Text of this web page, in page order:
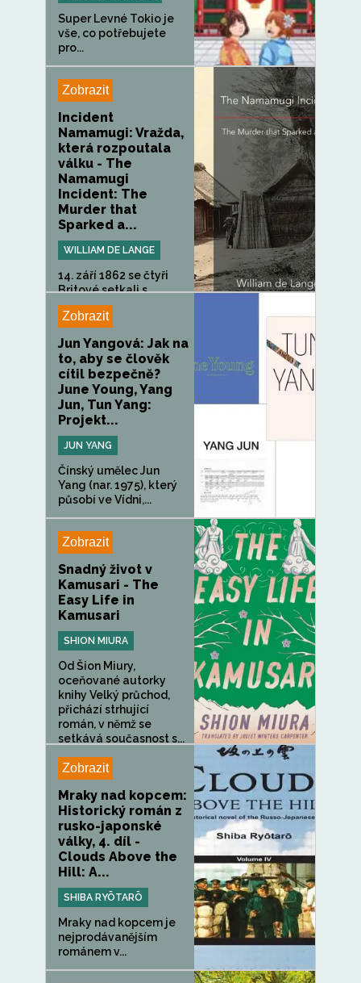
Super Levné Tokio je
vše, co potřebujete
pro...
Zobrazit
Incident
Namamugi: Vražda,
která rozpoutala
válku - The
Namamugi
Incident: The
Murder that
Sparked a...
WILLIAM DE LANGE
14. září 1862 se čtyři
Britové setkali s
průvodem...
Zobrazit
Jun Yangová: Jak na
to, aby se člověk
cítil bezpečně?
June Young, Yang
Jun, Tun Yang:
Projekt...
JUN YANG
Čínský umělec Jun
Yang (nar. 1975), který
působí ve Vídni,...
Zobrazit
Snadný život v
Kamusari - The
Easy Life in
Kamusari
SHION MIURA
Od Šion Miury,
oceňované autorky
knihy Velký průchod,
přichází strhující
román, v němž se
setkává současnost s...
Zobrazit
Mraky nad kopcem:
Historický román z
rusko-japonské
války, 4. díl -
Clouds Above the
Hill: A...
SHIBA RYŌTARŌ
Mraky nad kopcem je
nejprodávanějším
románem v...